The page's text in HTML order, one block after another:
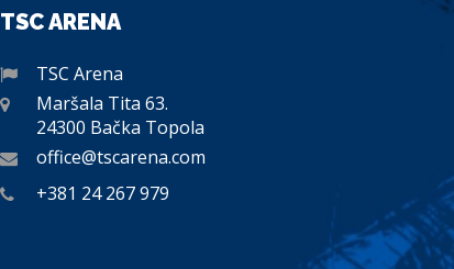
TSC ARENA
TSC Arena
Maršala Tita 63.
24300 Bačka Topola
office@tscarena.com
+381 24 267 979